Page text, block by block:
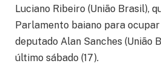
Luciano Ribeiro (União Brasil),
Parlamento baiano para
deputado Alan Sanches (União
último sábado (17).